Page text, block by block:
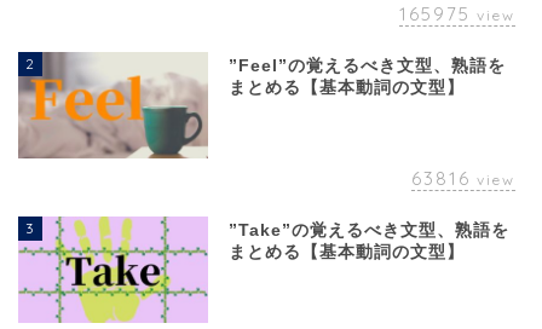
165975 view
2
”Feel”の覚えるべき文型、熟語を
まとめる【基本動詞の文型】
63816 view
3
”Take”の覚えるべき文型、熟語を
まとめる【基本動詞の文型】